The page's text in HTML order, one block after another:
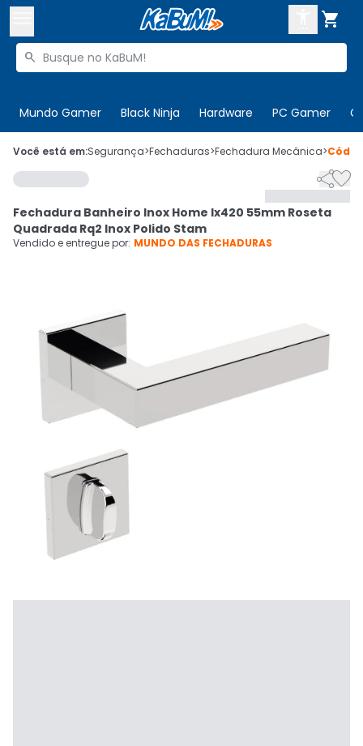

Buscar produtos

Mundo Gamer Black Ninja Hardware PC Gamer
 Olá. Acesse sua conta
 Departamentos
Cupons
CADASTRE-SE
Você está em:Segurança>Fechaduras>Fechadura Mecânica>

Fechadura Banheiro Inox Home Ix420 55mm Roseta
Quadrada Rq2 Inox Polido Stam
Vendido e entregue por: MUNDO DAS FECHADURAS